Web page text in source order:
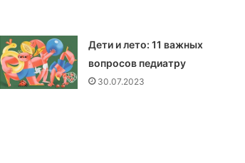
Дети и лето: 11 важных
вопросов педиатру
30.07.2023